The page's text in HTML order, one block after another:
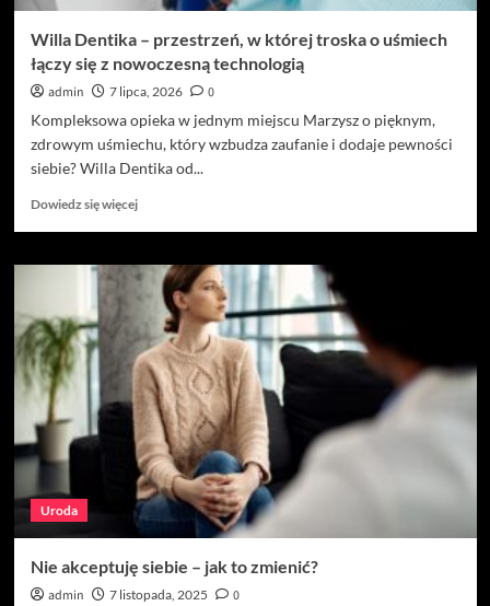
Willa Dentika – przestrzeń, w której troska o uśmiech
łączy się z nowoczesną technologią
admin 7 lipca, 2026
0
Kompleksowa opieka w jednym miejscu Marzysz o pięknym,
zdrowym uśmiechu, który wzbudza zaufanie i dodaje pewności
siebie? Willa Dentika od...
Dowiedz się więcejDowiedz
o
Willa
Dentika
–
przestrzeń,
w
której
troska
uśmiech
łączy
się
z
nowoczesną
Uroda
Nie akceptuję siebie – jak to zmienić?
admin 7 listopada, 2025
0